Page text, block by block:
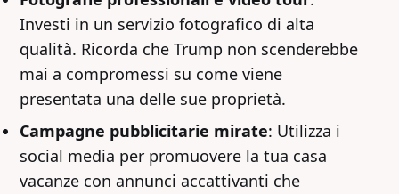
Investi in un servizio fotografico di alta
qualità. Ricorda che Trump non scenderebbe
mai a compromessi su come viene
presentata una delle sue proprietà.
Campagne pubblicitarie mirate: Utilizza i
social media per promuovere la tua casa
vacanze con annunci accattivanti che